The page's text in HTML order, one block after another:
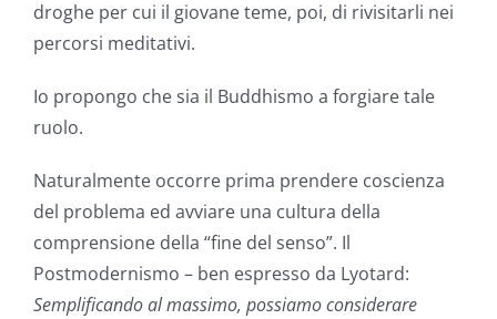
droghe per cui il giovane teme, poi, di rivisitarli nei
percorsi meditativi.
Io propongo che sia il Buddhismo a forgiare tale
ruolo.
Naturalmente occorre prima prendere coscienza
del problema ed avviare una cultura della
comprensione della “fine del senso”. Il
Postmodernismo – ben espresso da Lyotard:
Semplificando al massimo, possiamo considerare